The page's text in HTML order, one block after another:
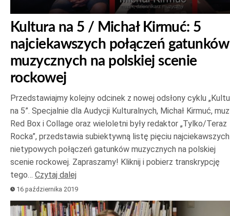
Kultura na 5 / Michał Kirmuć: 5
najciekawszych połączeń gatunków
muzycznych na polskiej scenie
rockowej
Przedstawiajmy kolejny odcinek z nowej odsłony cyklu
na 5”. Specjalnie dla Audycji Kulturalnych, Michał Kirmuć,
Red Box i Collage oraz wieloletni były redaktor „Tylko/Teraz
Rocka”, przedstawia subiektywną listę pięciu najciekawszych
nietypowych połączeń gatunków muzycznych na polskiej
scenie rockowej. Zapraszamy! Kliknij i pobierz transkrypcję
tego… Czytaj dalej
16 października 2019